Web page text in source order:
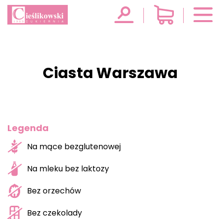
Ciasta Warszawa
Legenda
Na mące bezglutenowej
Na mleku bez laktozy
Bez orzechów
Bez czekolady